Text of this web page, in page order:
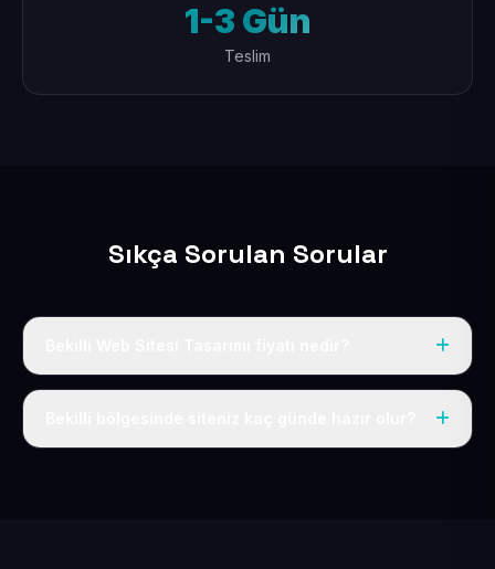
1-3 Gün
Teslim
Sıkça Sorulan Sorular
Tek fiyat uygulanır: yıllık 50 USD + KDV. Bu bedele alan